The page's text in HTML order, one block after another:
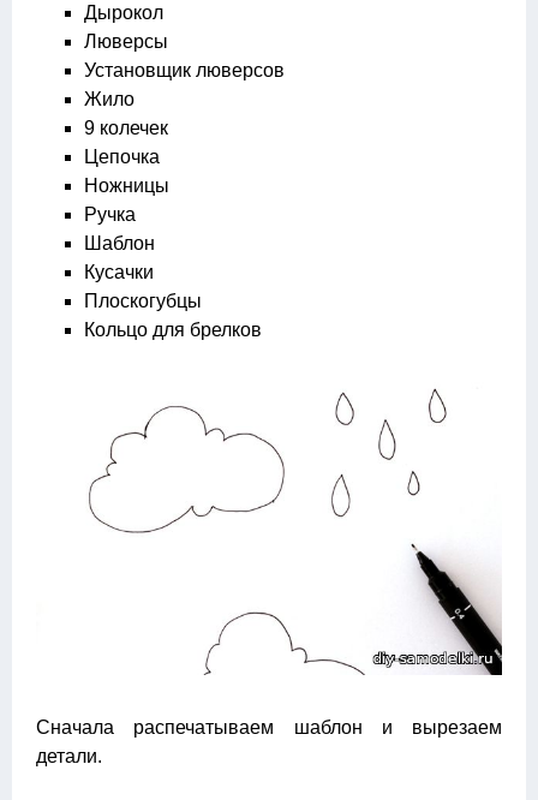
Дырокол
Люверсы
Установщик люверсов
Жило
9 колечек
Цепочка
Ножницы
Ручка
Шаблон
Кусачки
Плоскогубцы
Кольцо для брелков
Сначала распечатываем шаблон и вырезаем
детали.